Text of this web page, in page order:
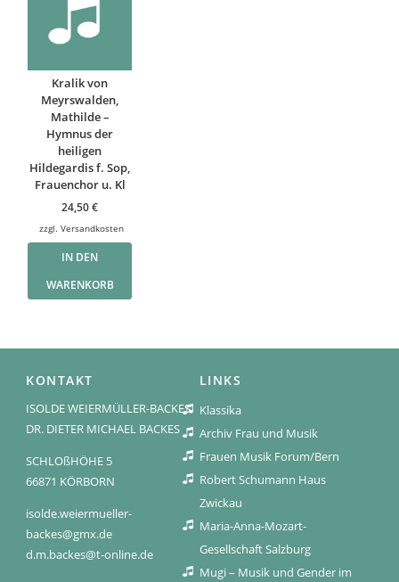
Kralik von
Meyrswalden,
Mathilde –
Hymnus der
heiligen
Hildegardis f. Sop,
Frauenchor u. Kl
24,50€
zzgl.Versandkosten
IN DEN
WARENKORB
KONTAKT
ISOLDE WEIERMÜLLER-BACKES
DR. DIETER MICHAEL BACKES
SCHLOßHÖHE 5
66871 KÖRBORN
isolde.weiermueller-
backes@gmx.de
d.m.backes@t-online.de
LINKS
Klassika
Archiv Frau und Musik
Frauen Musik Forum/Bern
Robert Schumann Haus
Zwickau
Maria-Anna-Mozart-
Gesellschaft Salzburg
Mugi – Musik und Gender im